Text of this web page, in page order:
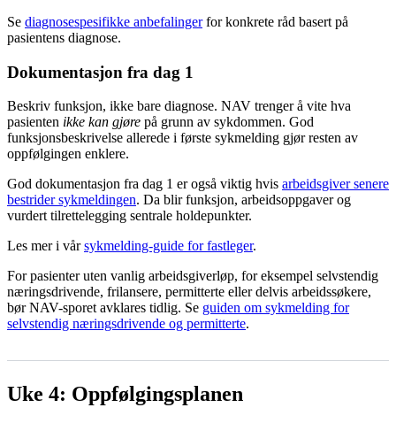
Se diagnosespesifikke anbefalingerfor konkrete råd basert på
pasientens diagnose.
Dokumentasjon fra dag 1
Beskriv funksjon, ikke bare diagnose. NAV trenger å vite hva
pasienten ikke kan gjøre på grunn av sykdommen. God
funksjonsbeskrivelse allerede i første sykmelding gjør resten av
oppfølgingen enklere.
God dokumentasjon fra dag 1 er også viktig hvis arbeidsgiver senere
bestrider sykmeldingen. Da blir funksjon, arbeidsoppgaver og
vurdert tilrettelegging sentrale holdepunkter.
Les mer i vårsykmelding-guide for fastleger.
For pasienter uten vanlig arbeidsgiverløp, for eksempel selvstendig
næringsdrivende, frilansere, permitterte eller delvis arbeidssøkere,
bør NAV-sporet avklares tidlig. Se guiden om sykmelding for
selvstendig næringsdrivende og permitterte.
Uke 4: Oppfølgingsplanen